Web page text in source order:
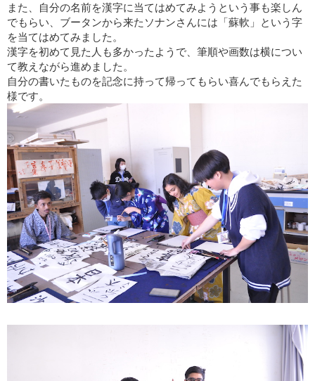
また、自分の名前を漢字に当てはめてみようという事も楽しん
でもらい、ブータンから来たソナンさんには「蘇軟」という字
を当てはめてみました。
漢字を初めて見た人も多かったようで、筆順や画数は横につい
て教えながら進めました。
自分の書いたものを記念に持って帰ってもらい喜んでもらえた
様です。